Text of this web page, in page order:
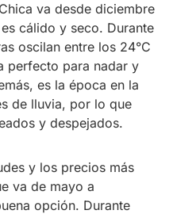
va desde diciembre
cálido y seco. Durante
oscilan entre los 24°C
perfecto para nadar y
es la época en la
de lluvia, por lo que
y despejados.
y los precios más
va de mayo a
opción. Durante